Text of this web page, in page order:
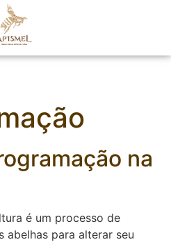
na
é um processo de
abelhas para alterar seu